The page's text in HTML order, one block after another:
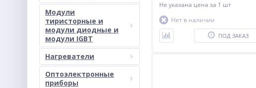
Модули
тиристорные и
модули диодные и
модули IGBT
Нагреватели
Оптоэлектронные
приборы
Не указана цена за 1 шт
Нет в наличии
ПОД ЗАКАЗ